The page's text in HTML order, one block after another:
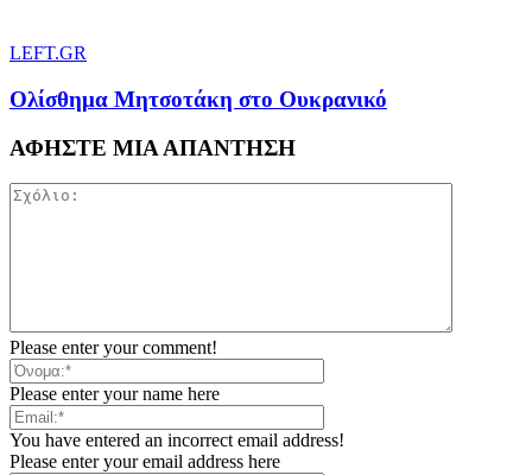
LEFT.GR
Ολίσθημα Μητσοτάκη στο Ουκρανικό
ΑΦΗΣΤΕ ΜΙΑ ΑΠΑΝΤΗΣΗ
Please enter your comment!
Please enter your name here
You have entered an incorrect email address!
Please enter your email address here